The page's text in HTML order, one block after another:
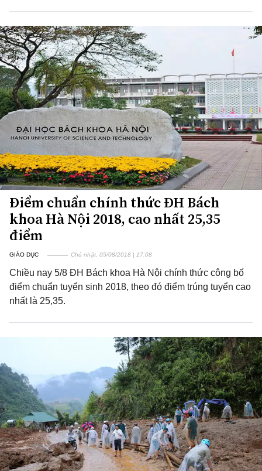
Điểm chuẩn chính thức ĐH Bách
khoa Hà Nội 2018, cao nhất 25,35
điểm
GIÁO DỤC Chủ nhật, 05/08/2018 | 17:08
Chiều nay 5/8 ĐH Bách khoa Hà Nội chính thức công bố
điểm chuẩn tuyển sinh 2018, theo đó điểm trúng tuyển cao
nhất là 25,35.